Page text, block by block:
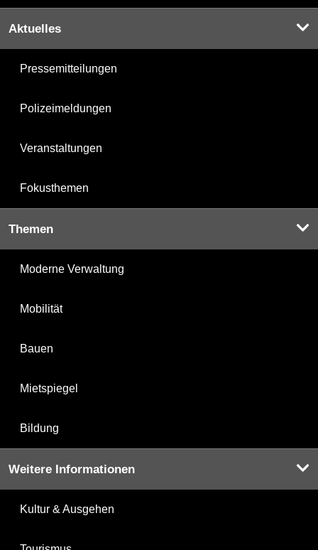
Aktuelles
Pressemitteilungen
Polizeimeldungen
Veranstaltungen
Fokusthemen
Themen
Moderne Verwaltung
Mobilität
Bauen
Mietspiegel
Bildung
Weitere Informationen
Kultur & Ausgehen